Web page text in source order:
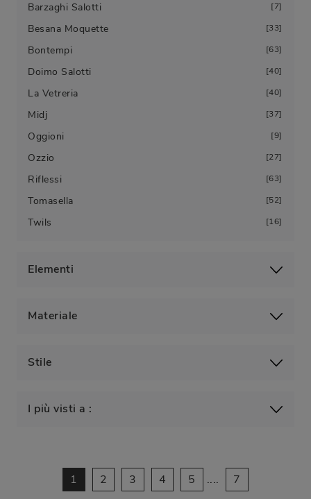
Barzaghi Salotti 7
Besana Moquette 33
Bontempi 63
Doimo Salotti 40
La Vetreria 40
Midj 37
Oggioni 9
Ozzio 27
Riflessi 63
Tomasella 52
Twils 16
Elementi
Materiale
Stile
I più visti a :
1 2 3 4 5 .... 7